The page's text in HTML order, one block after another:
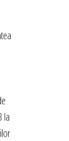
la